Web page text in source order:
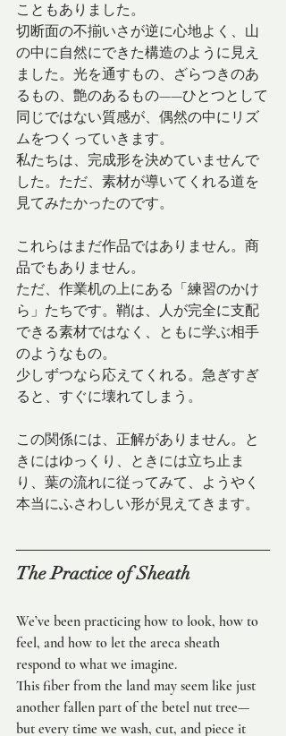
こともありました。
切断面の不揃いさが逆に心地よく、山
の中に自然にできた構造のように見え
ました。光を通すもの、ざらつきのあ
るもの、艶のあるもの——ひとつとして
同じではない質感が、偶然の中にリズ
ムをつくっていきます。
私たちは、完成形を決めていませんで
した。ただ、素材が導いてくれる道を
見てみたかったのです。
これらはまだ作品ではありません。商
品でもありません。
ただ、作業机の上にある「練習のかけ
ら」たちです。鞘は、人が完全に支配
できる素材ではなく、ともに学ぶ相手
のようなもの。
少しずつなら応えてくれる。急ぎすぎ
ると、すぐに壊れてしまう。
この関係には、正解がありません。と
きにはゆっくり、ときには立ち止ま
り、葉の流れに従ってみて、ようやく
本当にふさわしい形が見えてきます。
The Practice of Sheath
We’ve been practicing how to look, how to
feel, and how to let the areca sheath
respond to what we imagine.
This fiber from the land may seem like just
another fallen part of the betel nut tree—
but every time we wash, cut, and piece it